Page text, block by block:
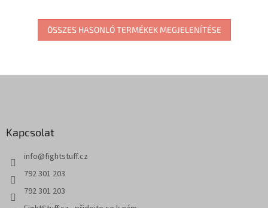
ÖSSZES HASONLÓ TERMÉKEK MEGJELENÍTÉSE
Kapcsolat
info@fightstuff.cz
792 301 203
792 301 203